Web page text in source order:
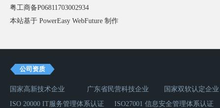
粤工商备P06811703002934
本站基于 PowerEasy WebFuture 制作
公司资质
国家高新技术企业 广东省民营科技企业
国家双软认定企业
ISO 20000 IT服务管理体系认证
ISO27001 信息安全管理体系认证